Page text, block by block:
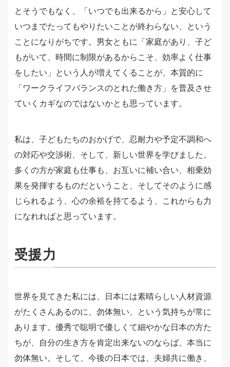
とそうでもなく、「いつでも出来るから」と安心して
いつまでたってもやりたいことが終わらない、という
ことになりがちです。男女ともに「家庭があり、子ど
もがいて、時間に制限があるからこそ、効率よく仕事
をしたい」という人が増えてくることが、本質的に
「ワークライフバランスのとれた働き方」を普及させ
ていくカギなのではないかとも思っています。
私は、子どもたちのおかげで、忍耐力や予定不調和へ
の対応や交渉術、そして、新しい世界を学びました。
多くの方が家庭も仕事も、お互いに補い合い、相乗効
果を発揮するものだということ、そしてそのように感
じられるよう、心の余裕を持てるよう、これからも力
になれればと思っています。
受援力
世界を見てきた私には、日本には素晴らしい人材資源
がたくさんあるのに、勿体無い、という気持ちが常に
あります。優秀で聡明で優しくて細やかな日本の方た
ちが、自分の生き方を肯定出来ないのならば、本当に
勿体無い。そして、今後の日本では、夫婦共に働き、